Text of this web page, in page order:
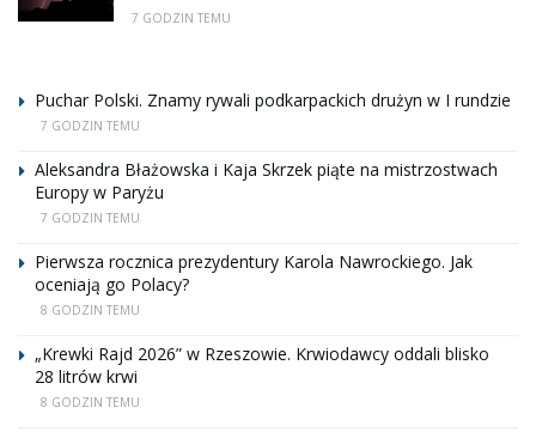
7 GODZIN TEMU
Puchar Polski. Znamy rywali podkarpackich drużyn w I rundzie
7 GODZIN TEMU
Aleksandra Błażowska i Kaja Skrzek piąte na mistrzostwach
Europy w Paryżu
7 GODZIN TEMU
Pierwsza rocznica prezydentury Karola Nawrockiego. Jak
oceniają go Polacy?
8 GODZIN TEMU
„Krewki Rajd 2026” w Rzeszowie. Krwiodawcy oddali blisko
28 litrów krwi
8 GODZIN TEMU